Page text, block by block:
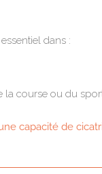
dans :
course ou du
capacité de